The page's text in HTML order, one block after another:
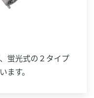
蛍光式の２タイプ
ます。